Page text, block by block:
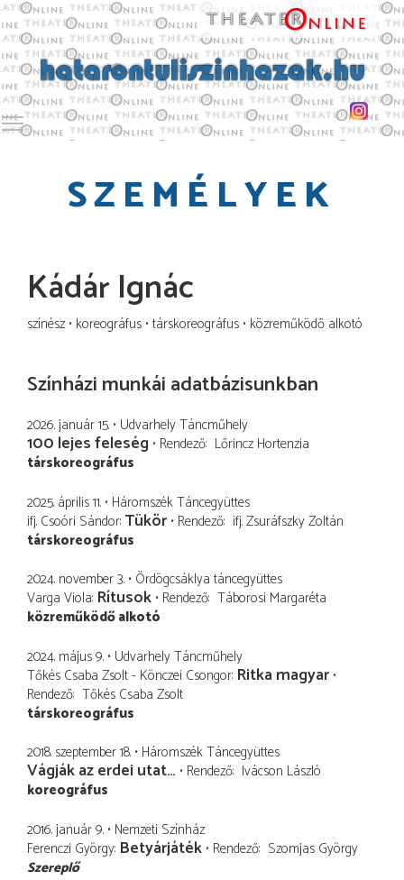
Toggle main menu visibility
SZEMÉLYEK
Kádár Ignác
színész koreográfus társkoreográfus közreműködő alkotó
Színházi munkái adatbázisunkban
2026. január 15. Udvarhely Táncműhely
100 lejes feleség Rendező Lőrincz Hortenzia
társkoreográfus
2025. április 11. Háromszék Táncegyüttes
ifj. Csoóri Sándor Tükör Rendező ifj. Zsuráfszky Zoltán
társkoreográfus
2024. november 3. Ördögcsáklya táncegyüttes
Varga Viola Rítusok Rendező Táborosi Margaréta
közreműködő alkotó
2024. május 9. Udvarhely Táncműhely
Tőkés Csaba Zsolt - Könczei Csongor Ritka magyar
Rendező Tőkés Csaba Zsolt
társkoreográfus
2018. szeptember 18. Háromszék Táncegyüttes
Vágják az erdei utat… Rendező Ivácson László
koreográfus
2016. január 9. Nemzeti Színház
Ferenczi György Betyárjáték Rendező Szomjas György
Szereplő